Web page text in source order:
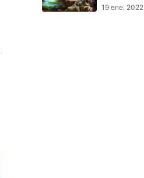
Chase
19 ene. 2022